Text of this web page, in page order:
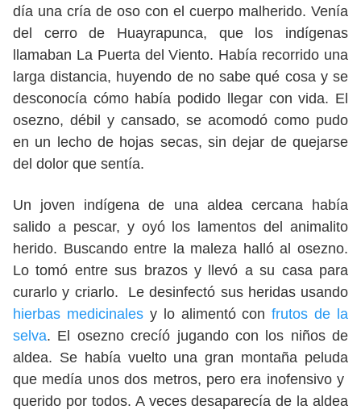
día una cría de oso con el cuerpo malherido. Venía
del cerro de Huayrapunca, que los indígenas
llamaban La Puerta del Viento. Había recorrido una
larga distancia, huyendo de no sabe qué cosa y se
desconocía cómo había podido llegar con vida. El
osezno, débil y cansado, se acomodó como pudo
en un lecho de hojas secas, sin dejar de quejarse
del dolor que sentía.
Un joven indígena de una aldea cercana había
salido a pescar, y oyó los lamentos del animalito
herido. Buscando entre la maleza halló al osezno.
Lo tomó entre sus brazos y llevó a su casa para
curarlo y criarlo. Le desinfectó sus heridas usando
hierbas medicinalesy lo alimentó confrutos de la
selva. El osezno crecíó jugando con los niños de
aldea. Se había vuelto una gran montaña peluda
que medía unos dos metros, pero era inofensivo y
querido por todos. A veces desaparecía de la aldea